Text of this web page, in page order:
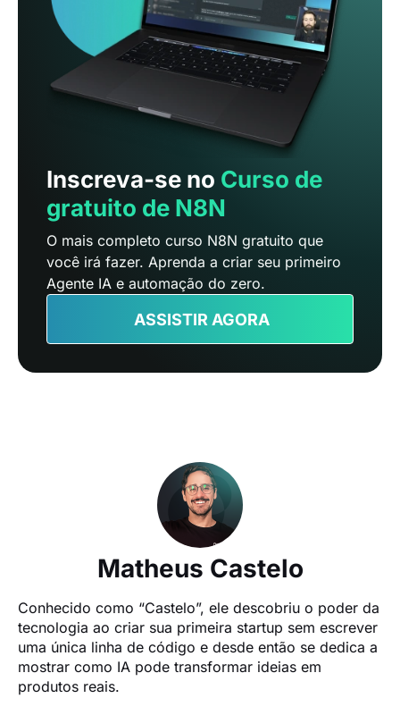
Inscreva-se no Curso de
gratuito de N8N
O mais completo curso N8N gratuito que
você irá fazer. Aprenda a criar seu primeiro
Agente IA e automação do zero.
ASSISTIR AGORA
Matheus Castelo
Conhecido como “Castelo”, ele descobriu o poder da
tecnologia ao criar sua primeira startup sem escrever
uma única linha de código e desde então se dedica a
mostrar como IA pode transformar ideias em
produtos reais.